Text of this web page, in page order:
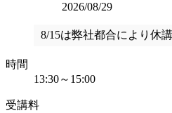
2026/08/29
8/15は弊社都合により休講
時間
13:30～15:00
受講料